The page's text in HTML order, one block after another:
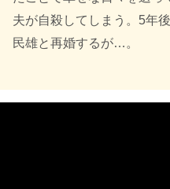
夫が自殺してしまう。5年
民雄と再婚するが…。